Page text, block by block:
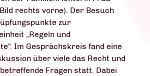
rechts vorne). Der Besuch
zur
„Regeln und
Im Gesprächskreis fand eine
über viele das Recht und
Fragen statt. Dabei